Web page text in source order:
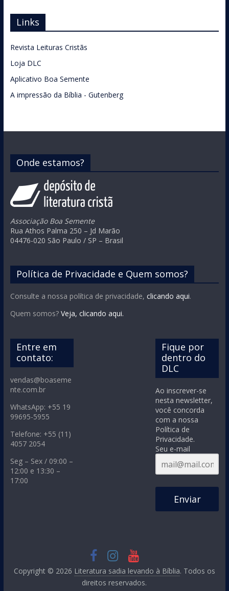
Links
Revista Leituras Cristãs
Loja DLC
Aplicativo Boa Semente
A impressão da Bíblia - Gutenberg
Onde estamos?
Associação Boa Semente
Rua Athos Palma 250 – Jd Marão
04476-020 São Paulo / SP – Brasil
Política de Privacidade e Quem somos?
Consulte a nossa política de privacidade, clicando aqui.
Quem somos? Veja, clicando aqui.
Entre em
contato:
vendas@boaseme
nte.com.br
WhatsApp: +55 19
99695-5955
Telefone: +55 (11)
4057 2054
Seg – Sex / 09:00 –
12:00 e 13:30 –
17:00
Fique por
dentro do
DLC
Ao inscrever-se
nesta newsletter,
você concorda
com a nossa
Política de
Privacidade.
Seu e-mail
Enviar
Copyright © 2026 Literatura sadia levando à Bíblia. Todos os
direitos reservados.